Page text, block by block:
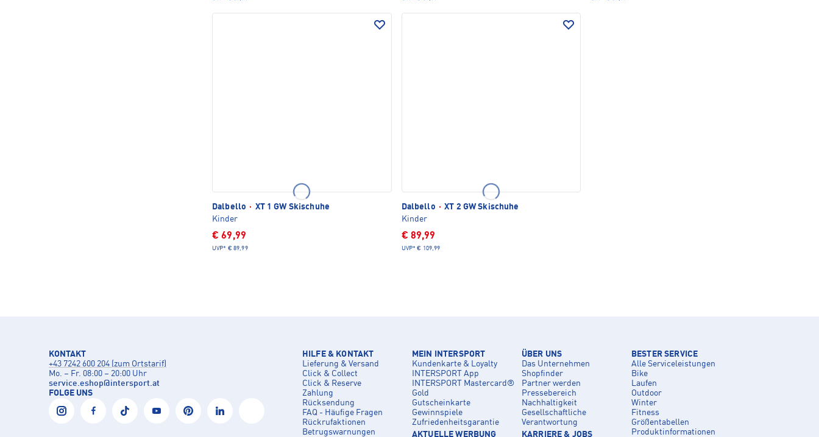
Dalbello · XT 1 GW Skischuhe
Kinder
€ 69,99
UVP* € 89,99
Dalbello · XT 2 GW Skischuhe
Kinder
€ 89,99
UVP* € 109,99
KONTAKT
+43 7242 600 204 (zum Ortstarif)
Mo. – Fr. 08:00 – 20:00 Uhr
service.eshop@intersport.at
FOLGE UNS
HILFE & KONTAKT
Lieferung & Versand
Click & Collect
Click & Reserve
Zahlung
Rücksendung
FAQ - Häufige Fragen
Rückrufaktionen
Betrugswarnungen
MEIN INTERSPORT
Kundenkarte & Loyalty
INTERSPORT App
INTERSPORT Mastercard®
Gold
Gutscheinkarte
Gewinnspiele
Zufriedenheitsgarantie
AKTUELLE WERBUNG
ÜBER UNS
Das Unternehmen
Shopfinder
Partner werden
Pressebereich
Nachhaltigkeit
Gesellschaftliche
Verantwortung
KARRIERE & JOBS
BESTER SERVICE
Alle Serviceleistungen
Bike
Laufen
Outdoor
Winter
Fitness
Größentabellen
Produktinformationen